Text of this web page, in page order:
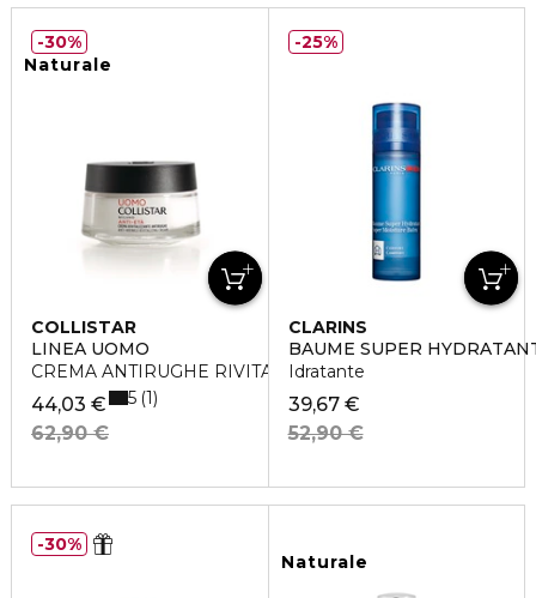
Naturale
COLLISTAR
LINEA UOMO
CREMA ANTIRUGHE RIVITALIZZANTE
44,03 €
62,90 €
5 1
30%
CLARINS
BAUME SUPER
Idratante
39,67 €
52,90 €
25%
30%
Naturale